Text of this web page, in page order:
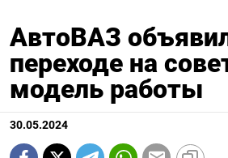
АвтоВАЗ
переходе на
модель работы
30.05.2024